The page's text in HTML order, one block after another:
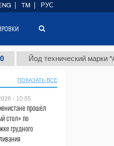
Йод технический марки "А"
ПОКАЗАТЬ ВСЕ
- 10:55
прошёл
стол» по
грудного
TM РУС